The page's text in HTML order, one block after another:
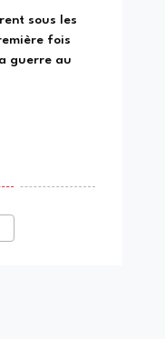
sous les
fois
guerre au